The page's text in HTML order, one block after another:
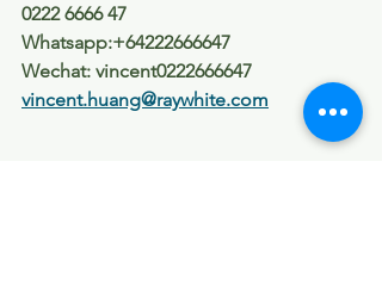
0222 6666 47
Whatsapp:+64222666647
Wechat: vincent0222666647
vincent.huang@raywhite.com